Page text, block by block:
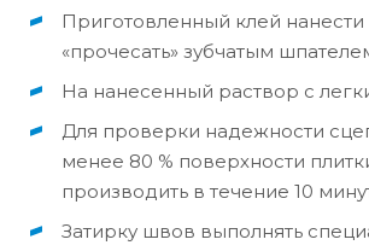
Приготовленный клей
«прочесать» зубчатым
На нанесенный раствор с
Для проверки надежности
менее 80 % поверхности
производить в течение 10
Затирку швов выполнять